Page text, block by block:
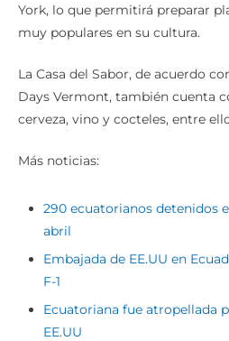
York, lo que permitirá preparar
muy populares en su cultura.
La Casa del Sabor, de acuerdo
Days Vermont, también cuenta
cerveza, vino y cocteles, entre
Más noticias:
290 ecuatorianos detenidos
abril
Embajada de EE.UU en
F-1
Ecuatoriana fue atropellada
EE.UU